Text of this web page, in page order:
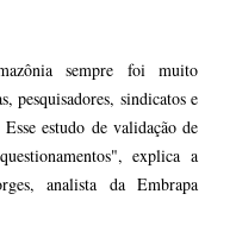
sempre foi muito
pesquisadores, sindicatos e
estudo de validação de
explica a
analista da Embrapa